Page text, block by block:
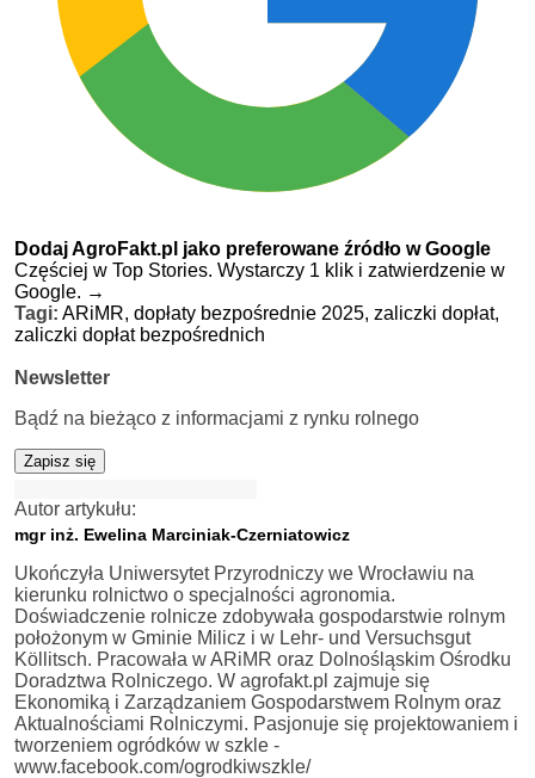
Dodaj AgroFakt.pl jako preferowane źródło w Google
Częściej w Top Stories. Wystarczy 1 klik i zatwierdzenie w
Google. →
Tagi: ARiMR, dopłaty bezpośrednie 2025, zaliczki dopłat,
zaliczki dopłat bezpośrednich
Newsletter
Bądź na bieżąco z informacjami z rynku rolnego
Zapisz się
Autor artykułu:
mgr inż. Ewelina Marciniak-Czerniatowicz
Ukończyła Uniwersytet Przyrodniczy we Wrocławiu na
kierunku rolnictwo o specjalności agronomia.
Doświadczenie rolnicze zdobywała gospodarstwie rolnym
położonym w Gminie Milicz i w Lehr- und Versuchsgut
Köllitsch. Pracowała w ARiMR oraz Dolnośląskim Ośrodku
Doradztwa Rolniczego. W agrofakt.pl zajmuje się
Ekonomiką i Zarządzaniem Gospodarstwem Rolnym oraz
Aktualnościami Rolniczymi. Pasjonuje się projektowaniem i
tworzeniem ogródków w szkle -
www.facebook.com/ogrodkiwszkle/